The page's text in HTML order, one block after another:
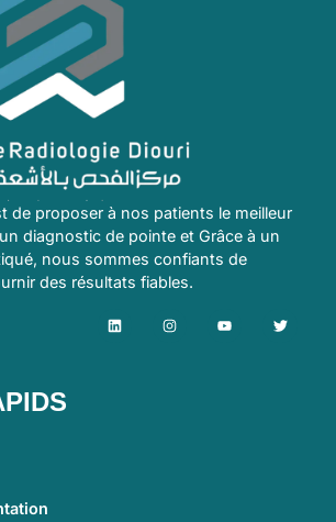
de proposer à nos patients le meilleur
diagnostic de pointe et Grâce à un
nous sommes confiants de
des résultats fiables.